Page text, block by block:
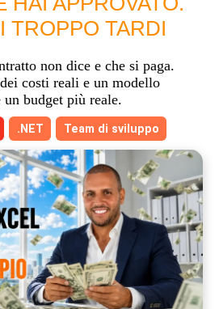
TROPPO TARDI
non dice e che si paga.
costi reali e un modello
budget più reale.
.NET Team di sviluppo